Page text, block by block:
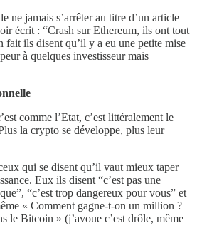
ne jamais s’arrêter au titre d’un article
écrit : “Crash sur Ethereum, ils ont tout
fait ils disent qu’il y a eu une petite mise
à quelques investisseur mais
comme l’Etat, c’est littéralement le
la crypto se développe, plus leur
qui se disent qu’il vaut mieux taper
Eux ils disent “c’est pas une
“c’est trop dangereux pour vous” et
« Comment gagne-t-on un million ?
le Bitcoin » (j’avoue c’est drôle, même